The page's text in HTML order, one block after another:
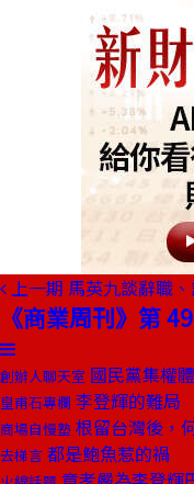
上一期 馬英九談辭職
《商業周刊》第
創辦人聊天室 國民黨集權
皇甫石專欄 李登輝的難局
商場自慢塾 根留台灣後，
去梯言 都是鮑魚惹的禍